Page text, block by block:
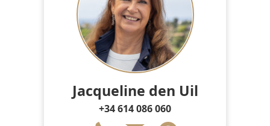
Jacqueline den Uil
+34 614 086 060